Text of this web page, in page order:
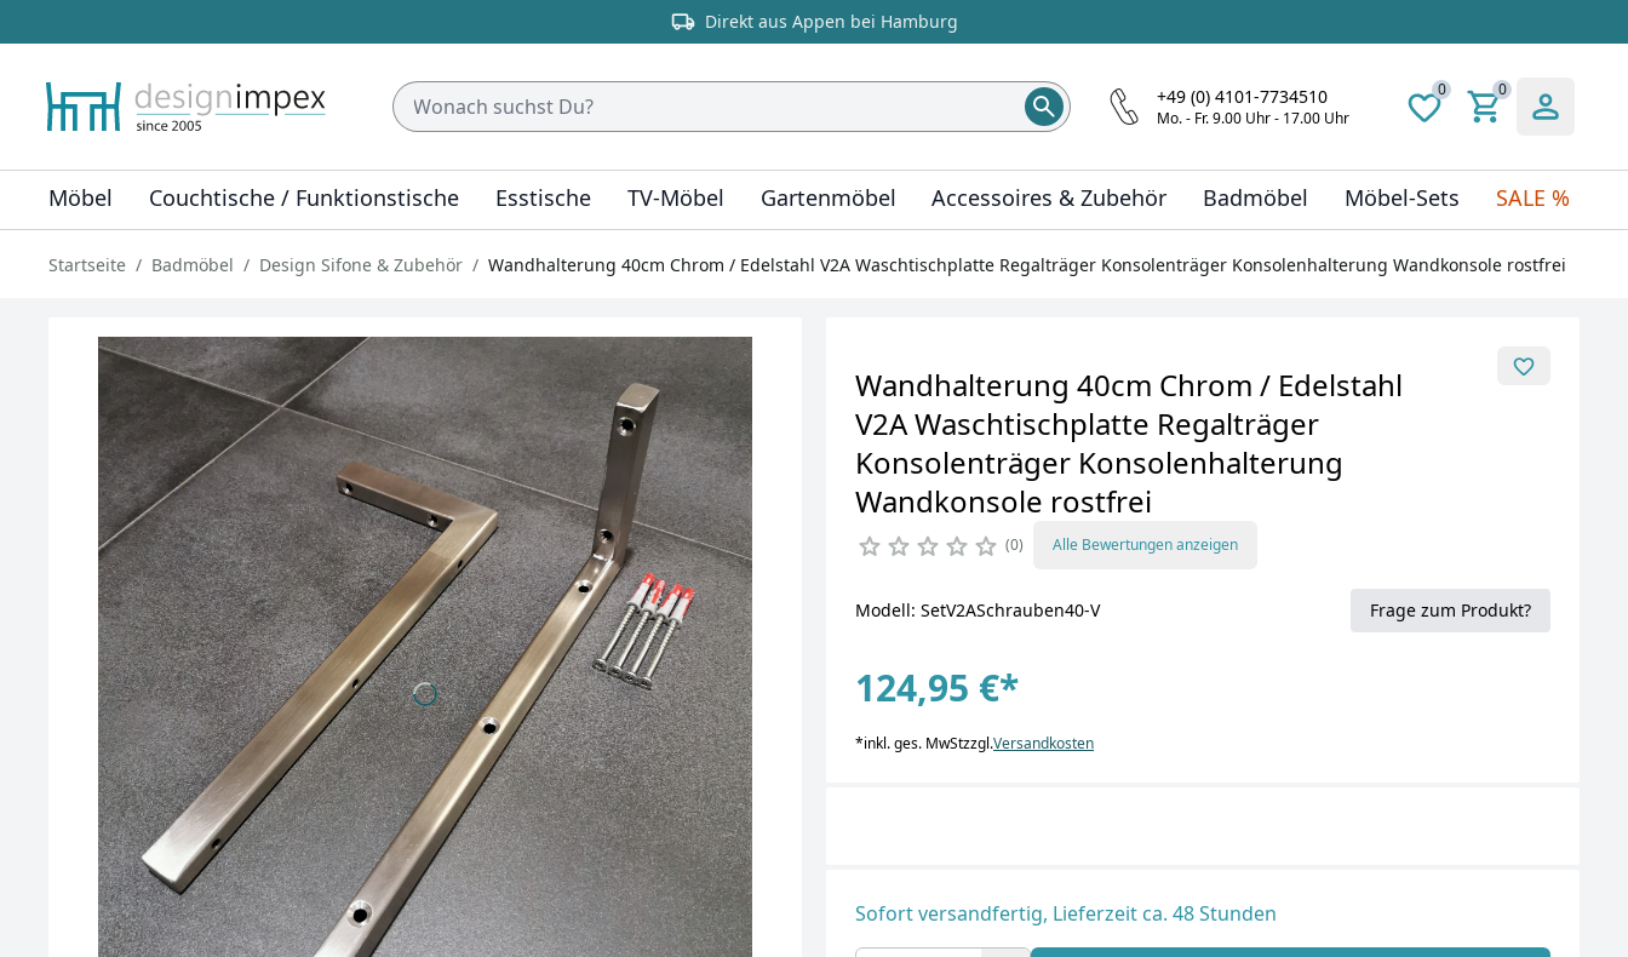
Direkt aus Appen bei Hamburg
+49 (0) 4101-7734510
Mo. - Fr. 9.00 Uhr - 17.00 Uhr
0 0
Möbel Couchtische / Funktionstische Esstische TV-Möbel Gartenmöbel Accessoires & Zubehör Badmöbel Möbel-Sets SALE %
Startseite Badmöbel Design Sifone & Zubehör Wandhalterung 40cm Chrom / Edelstahl V2A Waschtischplatte Regalträger Konsolenträger Konsolenhalterung Wandkonsole rostfrei
Wandhalterung 40cm Chrom / Edelstahl
V2A Waschtischplatte Regalträger
Konsolenträger Konsolenhalterung
Wandkonsole rostfrei
0 Alle Bewertungen anzeigen
Modell: SetV2ASchrauben40-V Frage zum Produkt?
124,95 €*
*inkl. ges. MwStzzgl.Versandkosten
Sofort versandfertig, Lieferzeit ca. 48 Stunden